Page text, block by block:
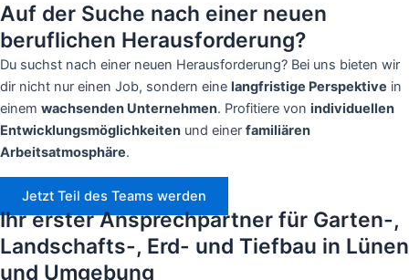
Auf der Suche nach einer neuen
beruflichen Herausforderung?
Du suchst nach einer neuen Herausforderung? Bei uns bieten wir
dir nicht nur einen Job, sondern eine langfristige Perspektive in
einem wachsenden Unternehmen. Profitiere von individuellen
Entwicklungsmöglichkeiten und einer familiären
Arbeitsatmosphäre.
Jetzt Teil des Teams werden
Ihr erster Ansprechpartner für Garten-,
Landschafts-, Erd- und Tiefbau in Lünen
und Umgebung